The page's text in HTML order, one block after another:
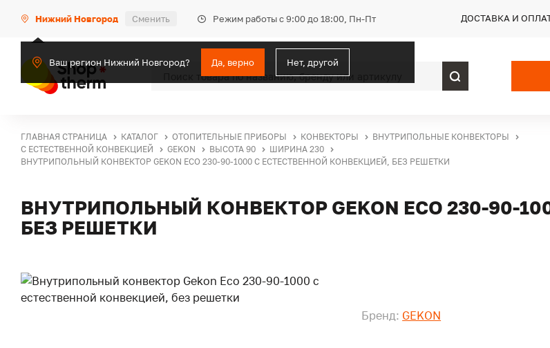
Нижний Новгород Сменить Режим работы с 9:00 до 18:00, Пн-Пт
Ваш регион Нижний Новгород? Да, верно Нет, другой
ДОСТАВКА И
ГЛАВНАЯ СТРАНИЦА КАТАЛОГ ОТОПИТЕЛЬНЫЕ ПРИБОРЫ КОНВЕКТОРЫ
ВНУТРИПОЛЬНЫЕ КОНВЕКТОРЫ
С ЕСТЕСТВЕННОЙ КОНВЕКЦИЕЙ
GEKON ВЫСОТА 90
ШИРИНА 230
ВНУТРИПОЛЬНЫЙ КОНВЕКТОР GEKON ECO 230-90-1000 С ЕСТЕСТВЕННОЙ КОНВЕКЦИЕЙ, БЕЗ РЕШЕТКИ
ВНУТРИПОЛЬНЫЙ КОНВЕКТОР GEKON ECO 230-90-
БЕЗ РЕШЕТКИ
Бренд: GEKON